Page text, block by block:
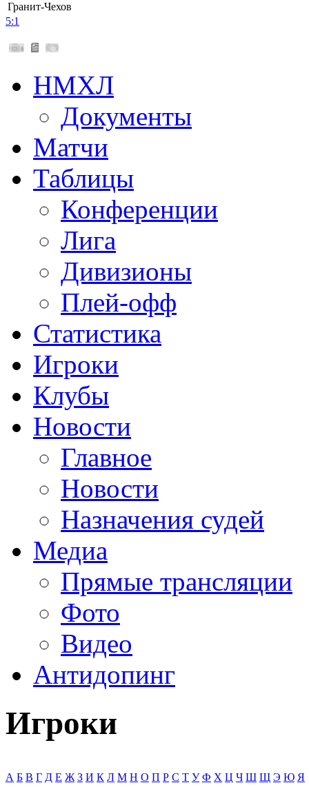
Гранит-Чехов
5:1
НМХЛ
Документы
Матчи
Таблицы
Конференции
Лига
Дивизионы
Плей-офф
Статистика
Игроки
Клубы
Новости
Главное
Новости
Назначения судей
Медиа
Прямые трансляции
Фото
Видео
Антидопинг
Игроки
А Б В Г Д Е Ж З И К Л М Н О П Р С Т У Ф Х Ц Ч Ш Щ Э Ю Я